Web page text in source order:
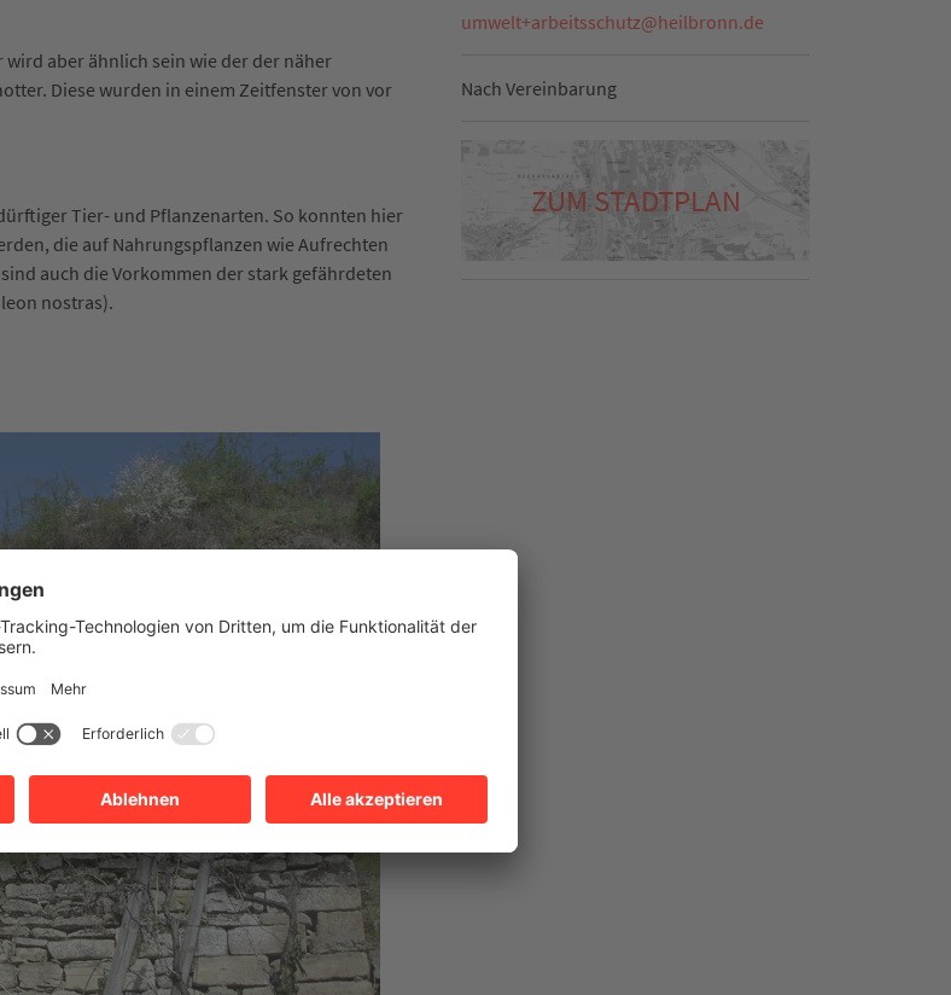
aber ähnlich sein wie der der näher
Diese wurden in einem Zeitfenster von vor
Tier- und Pflanzenarten. So konnten hier
die auf Nahrungspflanzen wie Aufrechten
auch die Vorkommen der stark gefährdeten
nostras).
umwelt+arbeitsschutz@heilbronn.de
Nach Vereinbarung
ZUM STADTPLAN